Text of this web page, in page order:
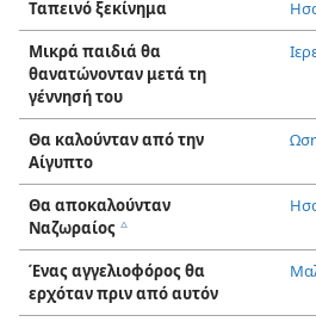
Ταπεινό ξεκίνημα
Μικρά παιδιά θα
θανατώνονταν μετά τη
γέννησή του
Θα καλούνταν από την
Αίγυπτο
Θα αποκαλούνταν
Ναζωραίος c
Ένας αγγελιοφόρος θα
ερχόταν πριν από αυτόν